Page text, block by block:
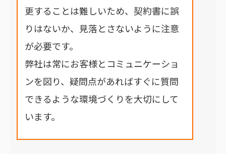
更することは難しいため、契約書に誤
りはないか、見落とさないように注意
が必要です。
弊社は常にお客様とコミュニケーショ
ンを図り、疑問点があればすぐに質問
できるような環境づくりを大切にして
います。